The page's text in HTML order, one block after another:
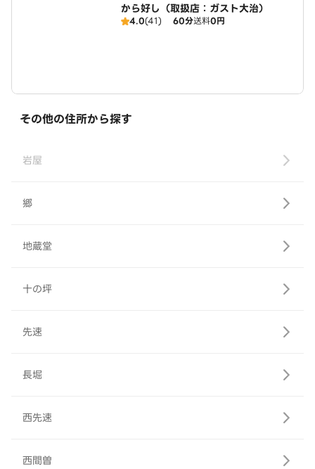
から好し（取扱店：ガスト大治）
4.0(41) 60分送料0円
その他の住所から探す
岩屋
郷
地蔵堂
十の坪
先速
長堀
西先速
西間曽